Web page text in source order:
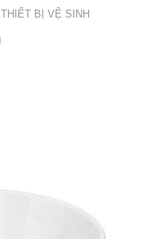
THIẾT BỊ VỆ SINH